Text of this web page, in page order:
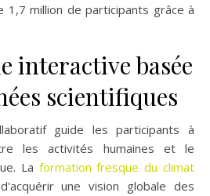
1,7 million de participants grâce à
interactive basée
scientifiques
guide les participants à
les activités humaines et le
La formation fresque du climat
une vision globale des